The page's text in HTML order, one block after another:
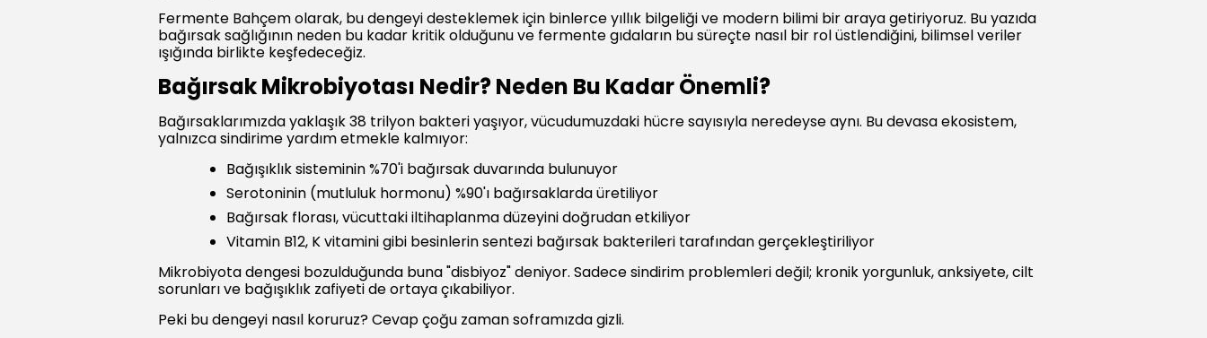
Fermente Bahçem olarak, bu dengeyi desteklemek için binlerce yıllık bilgeliği ve modern bilimi bir araya getiriyoruz. Bu yazıda
bağırsak sağlığının neden bu kadar kritik olduğunu ve fermente gıdaların bu süreçte nasıl bir rol üstlendiğini, bilimsel veriler
ışığında birlikte keşfedeceğiz.
Bağırsak Mikrobiyotası Nedir? Neden Bu Kadar Önemli?
Bağırsaklarımızda yaklaşık 38 trilyon bakteri yaşıyor, vücudumuzdaki hücre sayısıyla neredeyse aynı. Bu devasa ekosistem,
yalnızca sindirime yardım etmekle kalmıyor:
Bağışıklık sisteminin %70'i bağırsak duvarında bulunuyor
Serotoninin (mutluluk hormonu) %90'ı bağırsaklarda üretiliyor
Bağırsak florası, vücuttaki iltihaplanma düzeyini doğrudan etkiliyor
Vitamin B12, K vitamini gibi besinlerin sentezi bağırsak bakterileri tarafından gerçekleştiriliyor
Mikrobiyota dengesi bozulduğunda buna "disbiyoz" deniyor. Sadece sindirim problemleri değil; kronik yorgunluk, anksiyete, cilt
sorunları ve bağışıklık zafiyeti de ortaya çıkabiliyor.
Peki bu dengeyi nasıl koruruz? Cevap çoğu zaman soframızda gizli.